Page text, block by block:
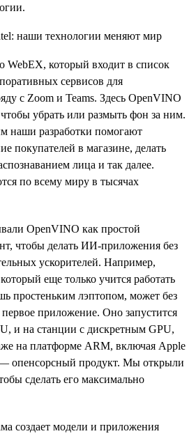
который входит в список
сервисов для
с Zoom и Teams. Здесь OpenVINO
убрать или размыть фон за ним.
наши разработки помогают
покупателей в магазине, делать
лица и так далее.
по всему миру в тысячах
OpenVINO как простой
чтобы делать ИИ-приложения без
ускорителей. Например,
еще только учится работать
простеньким лэптопом, может без
приложение. Оно запустится
и на станции с дискретным GPU,
на платформе ARM, включая Apple
опенсорсный продукт. Мы открыли
сделать его максимально
создает модели и приложения